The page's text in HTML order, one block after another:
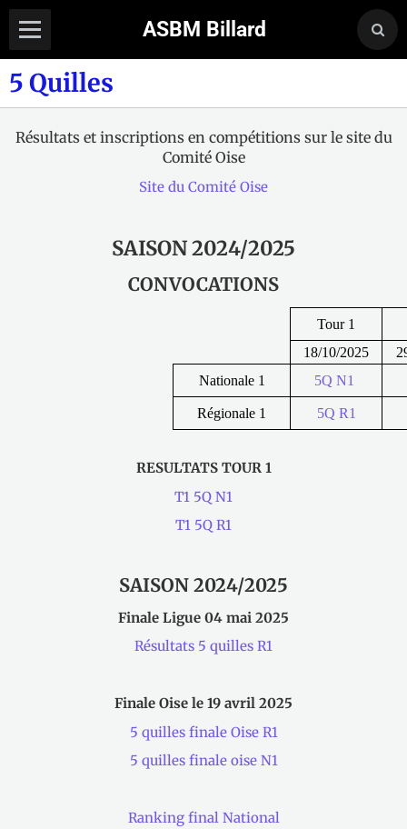
ASBM Billard
5 Quilles
Résultats et inscriptions en compétitions sur le site du
Comité Oise
Site du Comité Oise
SAISON 2024/2025
CONVOCATIONS
Tour 1
18/10/2025
Nationale 1
5Q N1
Régionale 1 5Q R1
RESULTATS TOUR 1
T1 5Q N1
T1 5Q R1
SAISON 2024/2025
Finale Ligue 04 mai 2025
Résultats 5 quilles R1
Finale Oise le 19 avril 2025
5 quilles finale Oise R1
5 quilles finale oise N1
Ranking final National